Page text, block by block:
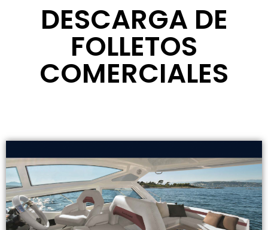
DESCARGA DE
FOLLETOS
COMERCIALES